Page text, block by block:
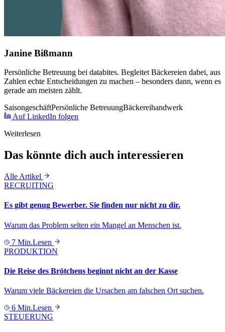
Janine Bißmann
Persönliche Betreuung bei databites. Begleitet Bäckereien dabei, aus
Zahlen echte Entscheidungen zu machen – besonders dann, wenn es
gerade am meisten zählt.
SaisongeschäftPersönliche BetreuungBäckereihandwerk
Auf LinkedIn folgen
Weiterlesen
Das könnte dich auch interessieren
Alle Artikel
RECRUITING
Es gibt genug Bewerber. Sie finden nur nicht zu dir.
Warum das Problem selten ein Mangel an Menschen ist.
7 Min.Lesen
PRODUKTION
Die Reise des Brötchens beginnt nicht an der Kasse
Warum viele Bäckereien die Ursachen am falschen Ort suchen.
6 Min.Lesen
STEUERUNG